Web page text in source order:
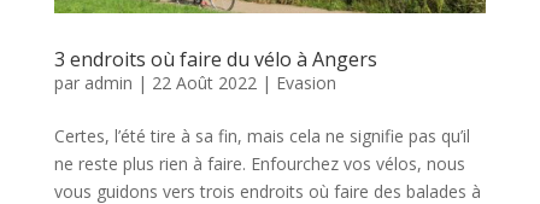
3 endroits où faire du vélo à Angers
par admin | 22 Août 2022 | Evasion
Certes, l’été tire à sa fin, mais cela ne signifie pas qu’il
ne reste plus rien à faire. Enfourchez vos vélos, nous
vous guidons vers trois endroits où faire des balades à